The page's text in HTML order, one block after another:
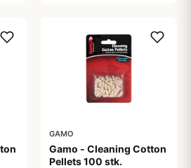
GAMO
Gamo - Cleaning Cotton
Pellets 100 stk.